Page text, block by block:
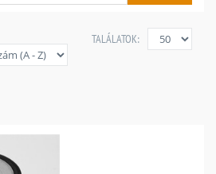
TALÁLATOK: